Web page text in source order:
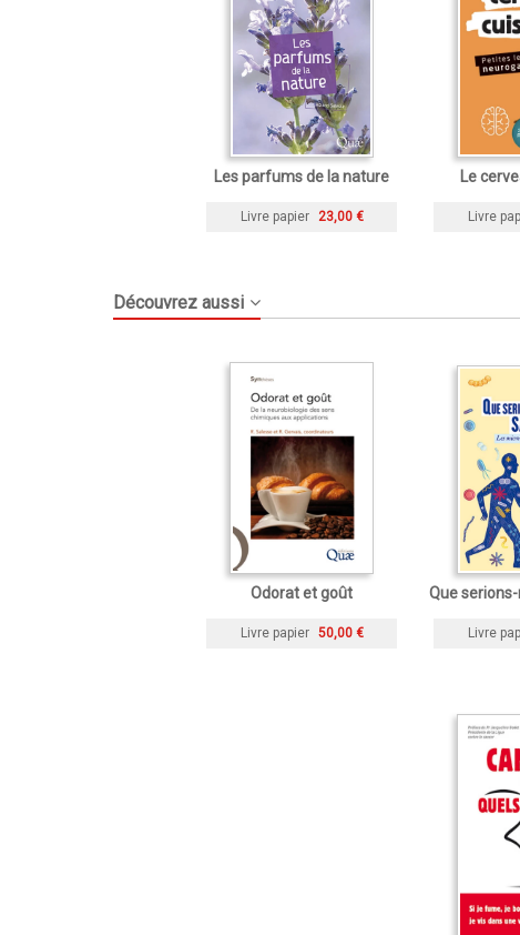
Les parfums de la nature
Livre papier 23,00 €
Le
Livre
Découvrez aussi
Odorat et goût
Livre papier 50,00 €
Que
Livre